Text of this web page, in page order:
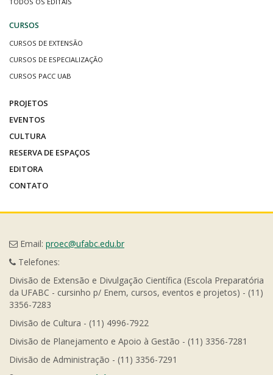
CURSOS
CURSOS DE EXTENSÃO
CURSOS DE ESPECIALIZAÇÃO
CURSOS PACC UAB
PROJETOS
EVENTOS
CULTURA
RESERVA DE ESPAÇOS
EDITORA
CONTATO
Email: proec@ufabc.edu.br
Telefones:
Divisão de Extensão e Divulgação Científica (Escola Preparatória
da UFABC - cursinho p/ Enem, cursos, eventos e projetos) - (11)
3356-7283
Divisão de Cultura - (11) 4996-7922
Divisão de Planejamento e Apoio à Gestão - (11) 3356-7281
Divisão de Administração - (11) 3356-7291